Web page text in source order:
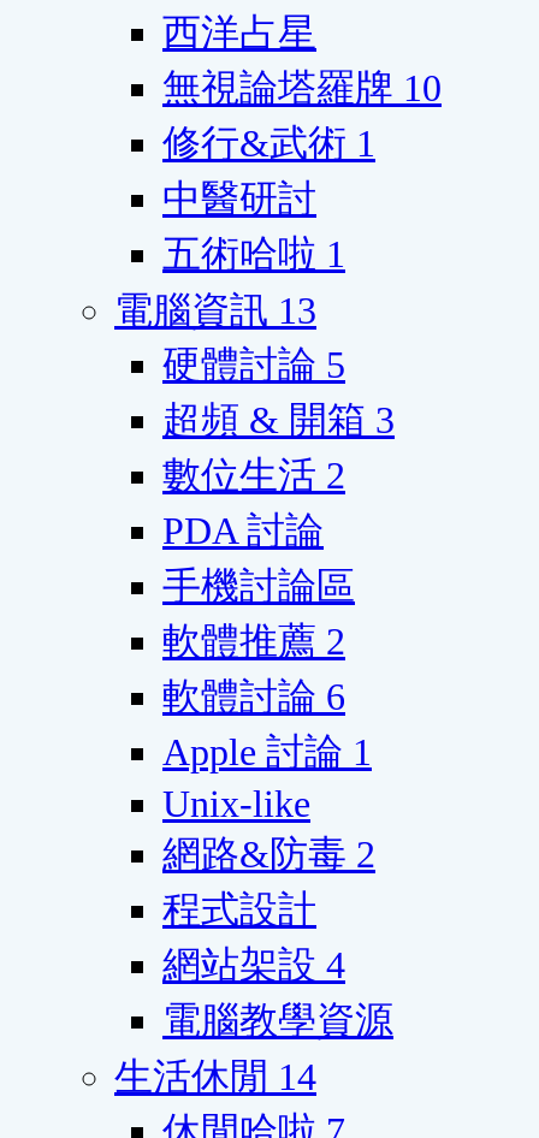
西洋占星
無視論塔羅牌 10
修行&武術 1
中醫研討
五術哈啦 1
電腦資訊 13
硬體討論 5
超頻 & 開箱 3
數位生活 2
PDA 討論
手機討論區
軟體推薦 2
軟體討論 6
Apple 討論 1
Unix-like
網路&防毒 2
程式設計
網站架設 4
電腦教學資源
生活休閒 14